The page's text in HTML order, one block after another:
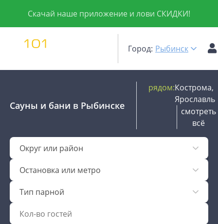
Скачай наше приложение и лови СКИДКИ!
Город: Рыбинск
Сауны и бани в Рыбинске
рядом:Кострома,
Ярославль
смотреть
всё
Округ или район
Остановка или метро
Тип парной